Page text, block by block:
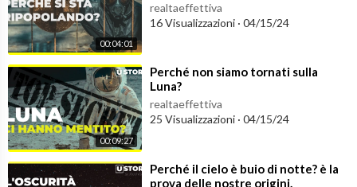
00:04:01
realtaeffettiva
16 Visualizzazioni · 04/15/24
00:09:27
⁣Perché non siamo tornati sulla
Luna?
realtaeffettiva
25 Visualizzazioni · 04/15/24
⁣Perché il cielo è buio di notte? è la
prova delle nostre origini.